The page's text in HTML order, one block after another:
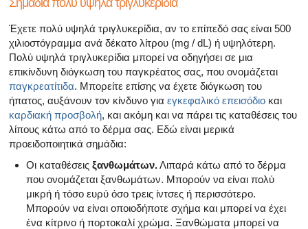
Έχετε πολύ υψηλά τριγλυκερίδια, αν το επίπεδό σας είναι 500
χιλιοστόγραμμα ανά δέκατο λίτρου (mg / dL) ή υψηλότερη.
Πολύ υψηλά τριγλυκερίδια μπορεί να οδηγήσει σε μια
επικίνδυνη διόγκωση του παγκρέατος σας, που ονομάζεται
παγκρεατίτιδα. Μπορείτε επίσης να έχετε διόγκωση του
ήπατος, αυξάνουν τον κίνδυνο για εγκεφαλικό επεισόδιο και
καρδιακή προσβολή, και ακόμη και να πάρει τις καταθέσεις του
λίπους κάτω από το δέρμα σας. Εδώ είναι μερικά
προειδοποιητικά σημάδια:
Οι καταθέσεις ξανθωμάτων.Λιπαρά κάτω από το δέρμα
που ονομάζεται ξανθωμάτων. Μπορούν να είναι πολύ
μικρή ή τόσο ευρύ όσο τρεις ίντσες ή περισσότερο.
Μπορούν να είναι οποιοδήποτε σχήμα και μπορεί να έχει
ένα κίτρινο ή πορτοκαλί χρώμα. Ξανθώματα μπορεί να